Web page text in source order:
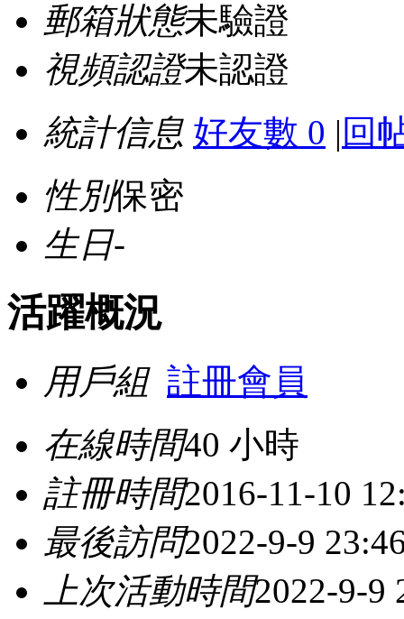
郵箱狀態未驗證
視頻認證未認證
統計信息 好友數 0 | 回
性別保密
生日-
活躍概況
用戶組 註冊會員
在線時間40 小時
註冊時間2016-11-10
最後訪問2022-9-9
上次活動時間2022-9-9